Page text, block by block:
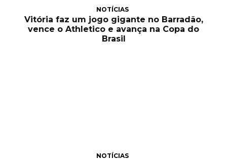
NOTÍCIAS
Vitória faz um jogo gigante no Barradão,
vence o Athletico e avança na Copa do
Brasil
NOTÍCIAS